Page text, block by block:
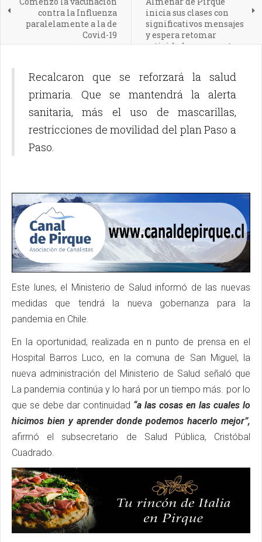
contra la Influenza
paralelamente a la de
Covid-19
inicia sus clases con
significativos mensajes
y espera retomar
actividades pospuestas
Recalcaron que se reforzará la salud
primaria. Que se mantendrá la alerta
sanitaria, más el uso de mascarillas,
restricciones de movilidad del plan Paso a
Paso.
Este lunes, el Ministerio de Salud informó de las nuevas
medidas que tendrá la nueva gobernanza para la
pandemia en Chile.
En la oportunidad, realizada en n punto de prensa en el
Hospital Barros Luco, en la comuna de San Miguel, la
nueva administración del Ministerio de Salud señaló que
La pandemia continúa y lo hará por un tiempo más. por lo
que se debe dar continuidad “a las cosas en las cuales lo
hicimos bien y aprender donde podemos hacerlo mejor”,
afirmó el subsecretario de Salud Pública, Cristóbal
Cuadrado.